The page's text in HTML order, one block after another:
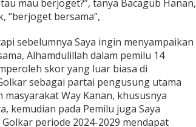
mau berjoget?”, tanya Bacagub Hanan,
“berjoget bersama”,
sebelumnya Saya ingin menyampaikan
Alhamdulillah dalam pemilu 14
skor yang luar biasa di
sebagai partai pengusung utama
Way Kanan, khususnya
kemudian pada Pemilu juga Saya
periode 2024-2029 mendapat